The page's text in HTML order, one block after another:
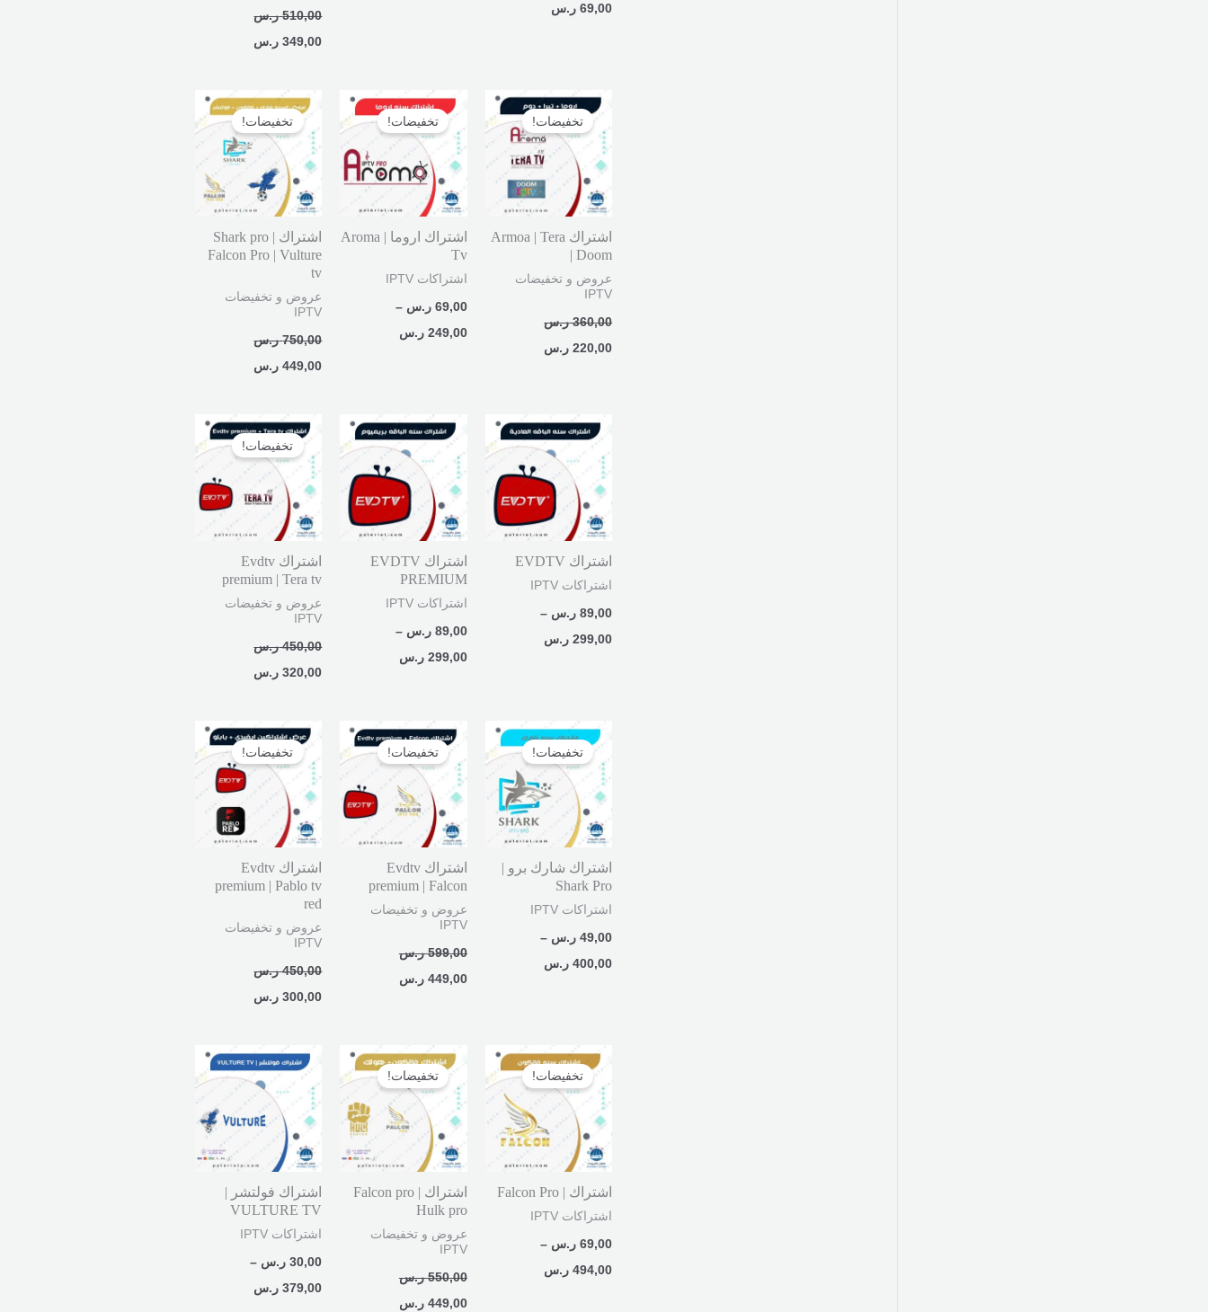
69,00 ر.س 510,00 ر.س
349,00 ر.س
تخفيضات!
اشتراك Armoa | Tera
| Doom
عروض و تخفيضات
IPTV
360,00 ر.س
السعر
الأصلي
هو:
360,00 ر.س.
220,00 ر.س
السعر
الحالي
هو:
220,00 ر.س.
تخفيضات!
اشتراك اروما | Aroma
Tv
اشتراكات IPTV
69,00 ر.س –
249,00 ر.س
نطاق
السعر:
من
خلال
⁦249,00 ر.س⁩
تخفيضات!
اشتراك Shark pro |
Falcon Pro | Vulture
tv
عروض و تخفيضات
IPTV
750,00 ر.س
السعر
الأصلي
هو:
750,00 ر.س.
449,00 ر.س
السعر
الحالي
هو:
449,00 ر.س.
اشتراك EVDTV
اشتراكات IPTV
89,00 ر.س –
299,00 ر.س
نطاق
السعر:
من
خلال
⁦299,00 ر.س⁩
اشتراك EVDTV
PREMIUM
اشتراكات IPTV
89,00 ر.س –
299,00 ر.س
نطاق
السعر:
من
خلال
⁦299,00 ر.س⁩
تخفيضات!
اشتراك Evdtv
premium | Tera tv
عروض و تخفيضات
IPTV
450,00 ر.س
السعر
الأصلي
هو:
450,00 ر.س.
320,00 ر.س
السعر
الحالي
هو:
تخفيضات!
اشتراك شارك برو |
Shark Pro
اشتراكات IPTV
49,00 ر.س –
400,00 ر.س
نطاق
السعر:
من
خلال
تخفيضات!
اشتراك Evdtv
premium | Falcon
عروض و تخفيضات
IPTV
599,00 ر.س
السعر
الأصلي
هو:
599,00 ر.س.
449,00 ر.س
السعر
الحالي
هو:
تخفيضات!
اشتراك Evdtv
premium | Pablo tv
red
عروض و تخفيضات
IPTV
450,00 ر.س
السعر
الأصلي
هو:
450,00 ر.س.
300,00 ر.س
السعر
الحالي
هو:
300,00 ر.س.
تخفيضات!
اشتراك | Falcon Pro
اشتراكات IPTV
69,00 ر.س –
494,00 ر.س
نطاق
السعر:
من
خلال
⁦494,00 ر.س⁩
تخفيضات!
اشتراك Falcon pro |
Hulk pro
عروض و تخفيضات
IPTV
550,00 ر.س
السعر
الأصلي
هو:
550,00 ر.س.
449,00 ر.س
السعر
الحالي
هو:
449,00 ر.س.
اشتراك فولتشر |
VULTURE TV
اشتراكات IPTV
30,00 ر.س –
379,00 ر.س
نطاق
السعر:
من
خلال